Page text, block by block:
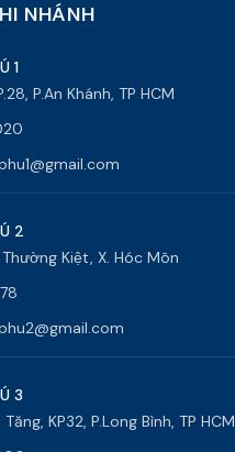
NHÁNH
1
P.An Khánh, TP HCM
2
Kiệt, X. Hóc Môn
3
KP32, P.Long Bình, TP HCM